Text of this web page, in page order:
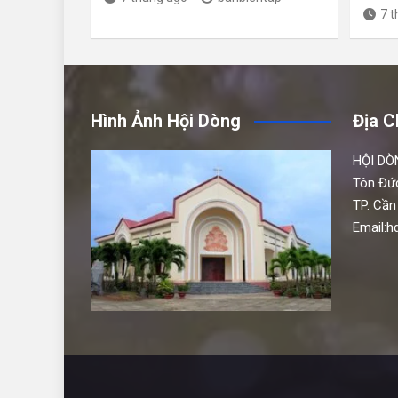
7
Hình Ảnh Hội Dòng Địa
HỘI
Tôn
TP.